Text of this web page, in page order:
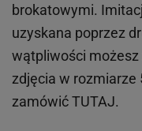
brokatowymi.
uzyskana poprzez
wątpliwości
zdjęcia w rozmiarze
zamówićTUTAJ.